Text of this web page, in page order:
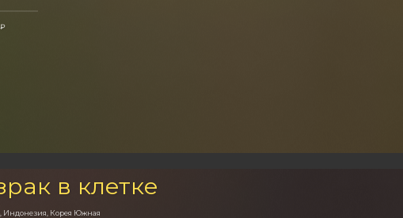
₽
в клетке
Индонезия, Корея Южная